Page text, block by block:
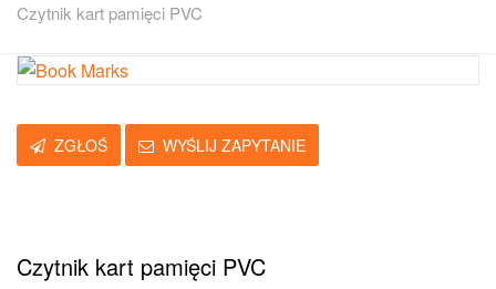
Czytnik kart pamięci PVC
ZGŁOŚ WYŚLIJ ZAPYTANIE
Czytnik kart pamięci PVC